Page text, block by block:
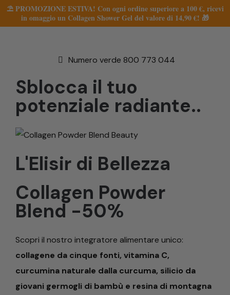
⛱️ PROMOZIONE ESTIVA! Con ogni ordine superiore a 100 €, ricevi
in omaggio un Collagen Shower Gel del valore di 14,90 €! 🎁
Numero verde 800 773 044
Sblocca il tuo
potenziale radiante..
L'Elisir di Bellezza
Collagen Powder
Blend -50%
Scopri il nostro integratore alimentare unico:
collagene da cinque fonti, vitamina C,
curcumina naturale dalla curcuma, silicio da
giovani germogli di bambù e resina di montagna